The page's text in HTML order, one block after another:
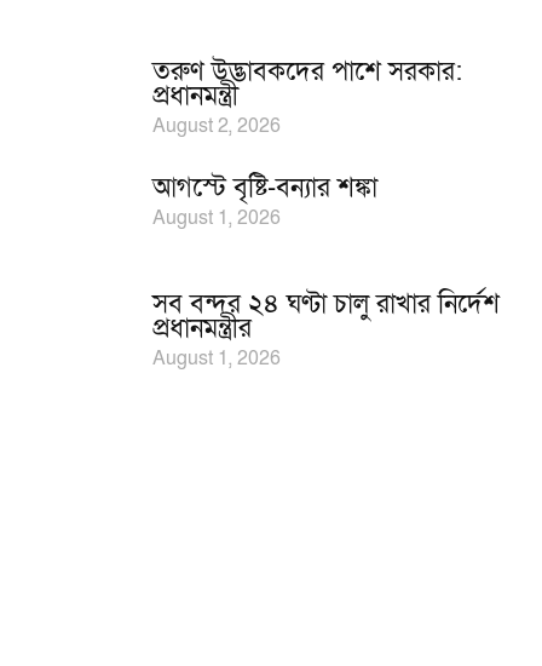
তরুণ উদ্ভাবকদের পাশে সরকার:
প্রধানমন্ত্রী
August 2, 2026
আগস্টে বৃষ্টি-বন্যার শঙ্কা
August 1, 2026
সব বন্দর ২৪ ঘণ্টা চালু রাখার নির্দেশ
প্রধানমন্ত্রীর
August 1, 2026